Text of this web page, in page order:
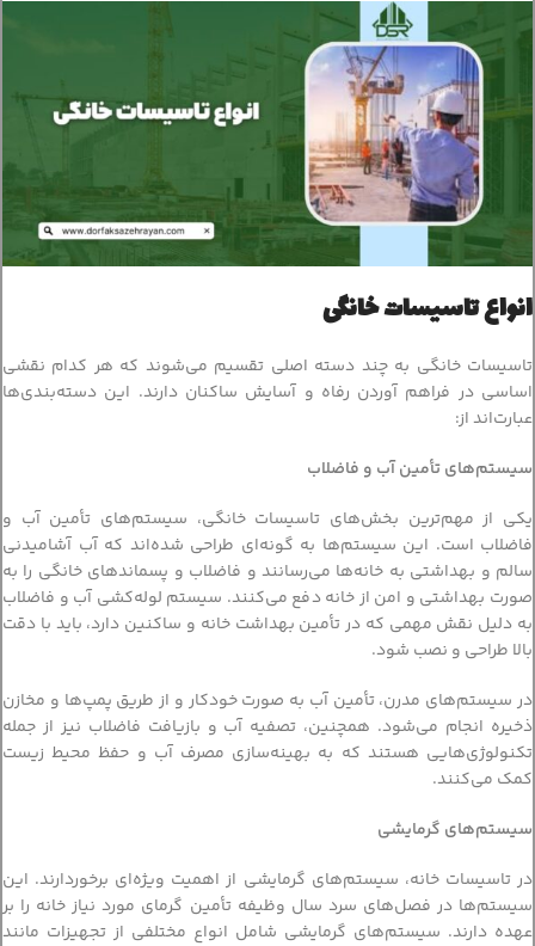
انواع تاسیسات خانگی
تاسیسات خانگی به چند دسته اصلی تقسیم می‌شوند که هر کدام نقشی
اساسی در فراهم آوردن رفاه و آسایش ساکنان دارند. این دسته‌بندی‌ها
عبارت‌اند از:
سیستم‌های تأمین آب و فاضلاب
یکی از مهم‌ترین بخش‌های تاسیسات خانگی، سیستم‌های تأمین آب و
فاضلاب است. این سیستم‌ها به گونه‌ای طراحی شده‌اند که آب آشامیدنی
سالم و بهداشتی به خانه‌ها می‌رسانند و فاضلاب و پسماندهای خانگی را به
صورت بهداشتی و امن از خانه دفع می‌کنند. سیستم لوله‌کشی آب و فاضلاب
به دلیل نقش مهمی که در تأمین بهداشت خانه و ساکنین دارد، باید با دقت
بالا طراحی و نصب شود.
در سیستم‌های مدرن، تأمین آب به صورت خودکار و از طریق پمپ‌ها و مخازن
ذخیره انجام می‌شود. همچنین، تصفیه آب و بازیافت فاضلاب نیز از جمله
تکنولوژی‌هایی هستند که به بهینه‌سازی مصرف آب و حفظ محیط زیست
کمک می‌کنند.
سیستم‌های گرمایشی
در تاسیسات خانه، سیستم‌های گرمایشی از اهمیت ویژه‌ای برخوردارند. این
سیستم‌ها در فصل‌های سرد سال وظیفه تأمین گرمای مورد نیاز خانه را بر
عهده دارند. سیستم‌های گرمایشی شامل انواع مختلفی از تجهیزات مانند